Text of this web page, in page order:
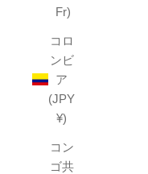
Fr)
コロ
ンビ
ア
(JPY
¥)
コン
ゴ共